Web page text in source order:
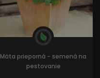
Mäta prieporná - semená na
pestovanie